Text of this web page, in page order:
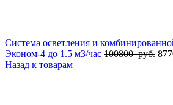
Система осветления и
Эконом-4 до 1.5 м3/час 100800руб.
Назад к товарам